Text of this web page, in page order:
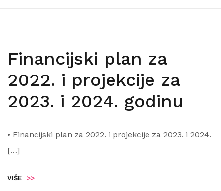
Financijski plan za
2022. i projekcije za
2023. i 2024. godinu
• Financijski plan za 2022. i projekcije za 2023. i 2024.
[…]
VIŠE >>